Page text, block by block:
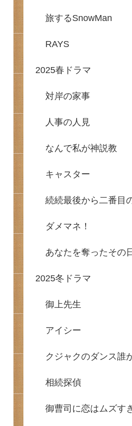
旅するSnowMan
RAYS
2025春ドラマ
対岸の家事
人事の人見
なんで私が神説教
キャスター
続続最後から二番目
ダメマネ！
あなたを奪ったその
2025冬ドラマ
御上先生
アイシー
クジャクのダンス誰
相続探偵
御曹司に恋はムズす